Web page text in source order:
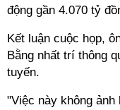
động gần 4.070 tỷ
Kết luận cuộc họp,
Bằng nhất trí thông
tuyến.
"Việc này không